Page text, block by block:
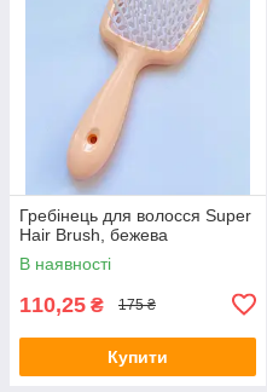
Гребінець для волосся Super
Hair Brush, бежева
В наявності
110,25 ₴ 175 ₴
Купити